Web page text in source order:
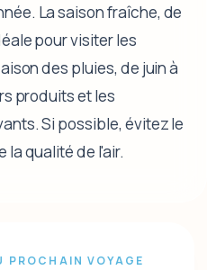
La saison fraîche, de
pour visiter les
des pluies, de juin à
produits et les
Si possible, évitez le
la qualité de l'air.
PROCHAIN VOYAGE